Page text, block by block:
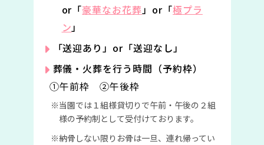
or「豪華なお花葬」or「極プラ
ン」
「送迎あり」or「送迎なし」
葬儀・火葬を行う時間（予約枠）
①午前枠 ②午後枠
当園では１組様貸切りで午前・午後の２組
様の予約制として受付けております。
納骨しない限りお骨は一旦、連れ帰ってい